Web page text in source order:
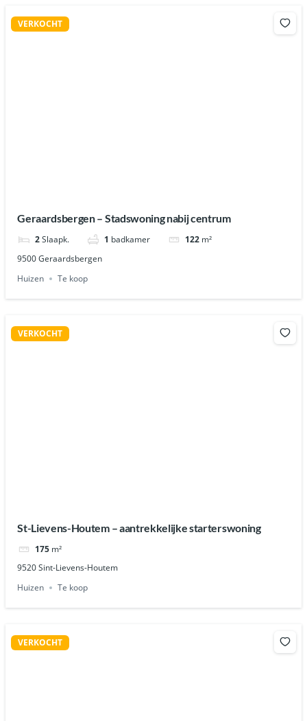
VERKOCHT
Geraardsbergen – Stadswoning nabij centrum
2Slaapk. 1 badkamer 122 m²
9500 Geraardsbergen
Huizen
Te koop
VERKOCHT
St-Lievens-Houtem – aantrekkelijke starterswoning
175 m²
9520 Sint-Lievens-Houtem
Huizen
Te koop
VERKOCHT